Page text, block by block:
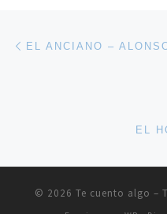
Navegación de
EL ANCIANO –
EL
© 2026 Te cuento algo –